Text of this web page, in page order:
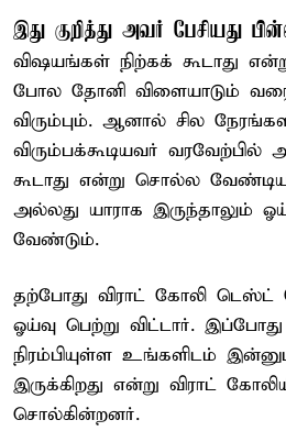
இது குறித்து அவர் பேசியது
விஷயங்கள் நிற்கக் கூடாது
போல தோனி விளையாடும்
விரும்பும். ஆனால் சில
விரும்பக்கூடியவர் வரவேற்பில்
கூடாது என்று சொல்ல
அல்லது யாராக இருந்தாலும்
வேண்டும்.
தற்போது விராட் கோலி டெஸ்ட்
ஓய்வு பெற்று விட்டார்.
நிரம்பியுள்ள உங்களிடம்
இருக்கிறது என்று விராட்
சொல்கின்றனர்.